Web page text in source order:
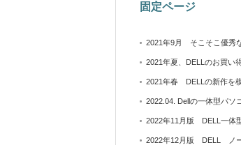
固定ページ
2021年9月 そこそこ優秀
2021年夏、DELLのお買い
2021年春 DELLの新作を
2022.04. Dellの一体型パソ
2022年11月版 DELL一体
2022年12月版 DELL ノ